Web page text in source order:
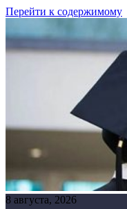
Перейти к содержимому
8 августа, 2026